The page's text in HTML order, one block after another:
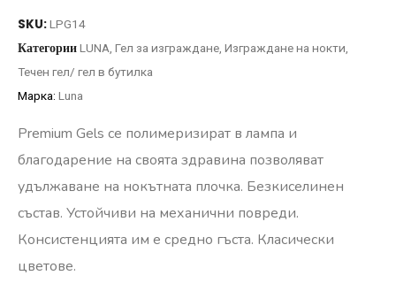
SKU:LPG14
КатегорииLUNA Гел за изграждане Изграждане на нокти
Течен гел/ гел в бутилка
Марка: Luna
Premium Gels се полимеризират в лампа и
благодарение на своята здравина позволяват
удължаване на нокътната плочка. Безкиселинен
състав. Устойчиви на механични повреди.
Консистенцията им е средно гъста. Класически
цветове.